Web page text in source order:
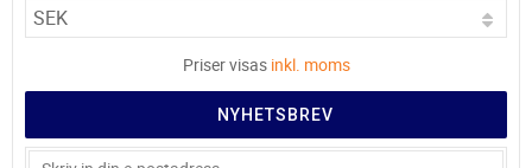
Priser visas inkl. moms
NYHETSBREV